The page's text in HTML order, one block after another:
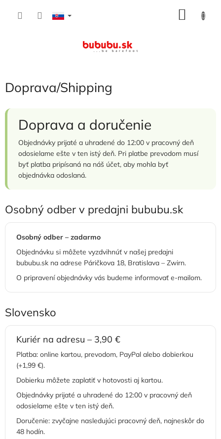
Doprava/Shipping
Doprava a doručenie
Objednávky prijaté a uhradené do 12:00 v pracovný deň
odosielame ešte v ten istý deň. Pri platbe prevodom musí
byť platba pripísaná na náš účet, aby mohla byť
objednávka odoslaná.
Osobný odber v predajni bububu.sk
Osobný odber – zadarmo
Objednávku si môžete vyzdvihnúť v našej predajni
bububu.sk na adrese Páričkova 18, Bratislava – Zwirn.
O pripravení objednávky vás budeme informovať e-mailom.
Slovensko
Kuriér na adresu – 3,90 €
Platba: online kartou, prevodom, PayPal alebo dobierkou
(+1,99 €).
Dobierku môžete zaplatiť v hotovosti aj kartou.
Objednávky prijaté a uhradené do 12:00 v pracovný deň
odosielame ešte v ten istý deň.
Doručenie: zvyčajne nasledujúci pracovný deň, najneskôr do
48 hodín.